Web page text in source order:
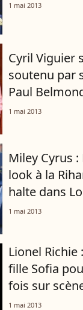
1 mai 2013
Cyril Viguier
soutenu par
Paul
1 mai 2013
Miley Cyrus
look à la
halte dans
1 mai 2013
Lionel Richie
fille Sofia
fois sur
1 mai 2013